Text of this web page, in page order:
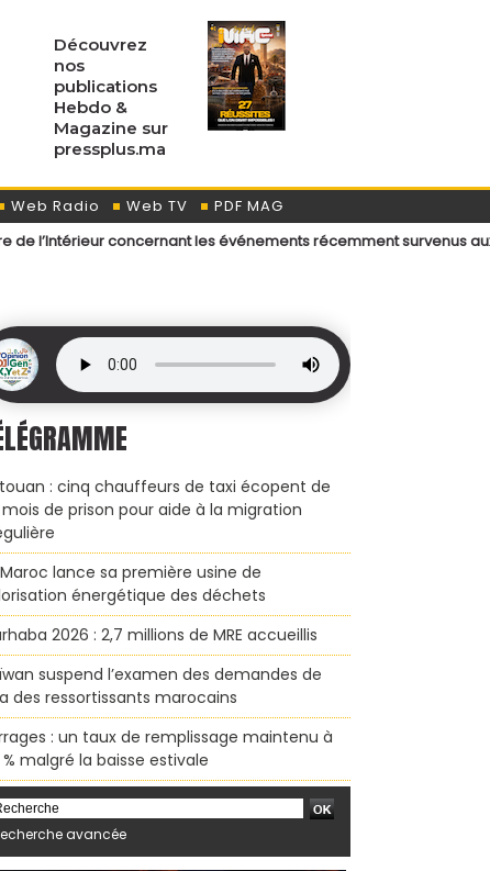
Découvrez
nos
publications
Hebdo &
Magazine sur
pressplus.ma
Web Radio Web TV
PDF MAG
les événements récemment survenus aux points de
: cinq chauffeurs de taxi écopent de
mois de prison pour aide à la migration
lance sa première usine de
énergétique des déchets
2026 : 2,7 millions de MRE accueillis
suspend l’examen des demandes de
des ressortissants marocains
: un taux de remplissage maintenu à
malgré la baisse estivale
avancée